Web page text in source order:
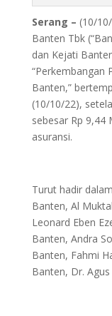
Serang – (10/
Banten Tbk
dan Kejati
“Perkembangan
Banten,”
(10/10/22),
sebesar Rp 9,44
asuransi.
Turut hadir
Banten, Al
Leonard Eben
Banten, Andra
Banten, Fahmi
Banten, Dr.